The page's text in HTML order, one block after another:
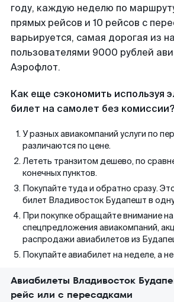
году, каждую неделю по
прямых рейсов и 10 рейсов с
варьируется, самая дорогая из
пользователями 9000 рублей
Аэрофлот.
Как еще сэкономить используя
билет на самолет без комиссии?
У разных авиакомпаний услуги по
различаются по цене.
Лететь транзитом дешево, по
конечных пунктов.
Покупайте туда и обратно сразу.
билет Владивосток Будапешт в
При покупке обращайте внимание
спецпредложения авиакомпаний,
распродажи авиабилетов из
Покупайте авиабилет на неделе, а
Авиабилеты Владивосток
рейс или с пересадками